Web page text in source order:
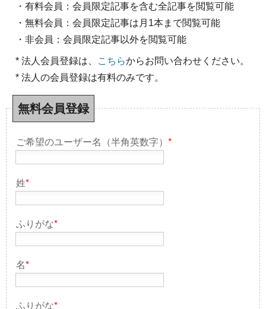
・有料会員：会員限定記事を含む全記事を閲覧可能
・無料会員：会員限定記事は月1本まで閲覧可能
・非会員：会員限定記事以外を閲覧可能
* 法人会員登録は、 こちらからお問い合わせください。
* 法人の会員登録は有料のみです。
無料会員登録
ご希望のユーザー名（半角英数字） *
姓*
ふりがな*
名*
ふりがな*